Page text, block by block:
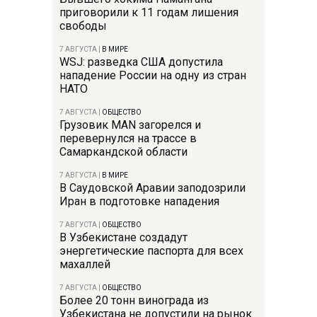
приговорили к 11 годам лишения
свободы
7 АВГУСТА В МИРЕ
WSJ: разведка США допустила
нападение России на одну из стран
НАТО
7 АВГУСТА ОБЩЕСТВО
Грузовик MAN загорелся и
перевернулся на трассе в
Самаркандской области
7 АВГУСТА В МИРЕ
В Саудовской Аравии заподозрили
Иран в подготовке нападения
7 АВГУСТА ОБЩЕСТВО
В Узбекистане создадут
энергетические паспорта для всех
махаллей
7 АВГУСТА ОБЩЕСТВО
Более 20 тонн винограда из
Узбекистана не допустили на рынок